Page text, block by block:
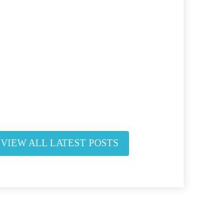
VIEW ALL LATEST POSTS